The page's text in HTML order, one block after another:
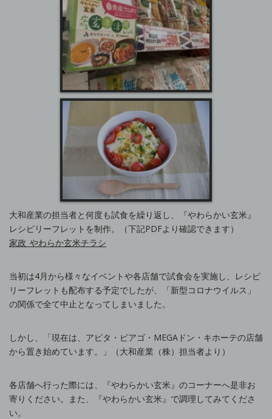
大和産業の担当者と何度も試食を繰り返し、『やわらかい玄米』
レシピリーフレットを制作。（下記PDFより確認できます）
家政_やわらか玄米チラシ
当初は4月から様々なイベントや各店舗で試食会を実施し、レシピ
リーフレットも配布する予定でしたが、「新型コロナウイルス」
の関係で全て中止となってしまいました。
しかし、「現在は、アピタ・ピアゴ・MEGAドン・キホーテの店舗
から置き始めています。」（大和産業（株）担当者より）
各店舗へ行った際には、『やわらかい玄米』のコーナーへ是非お
寄りください。また、『やわらかい玄米』で調理してみてくださ
い。